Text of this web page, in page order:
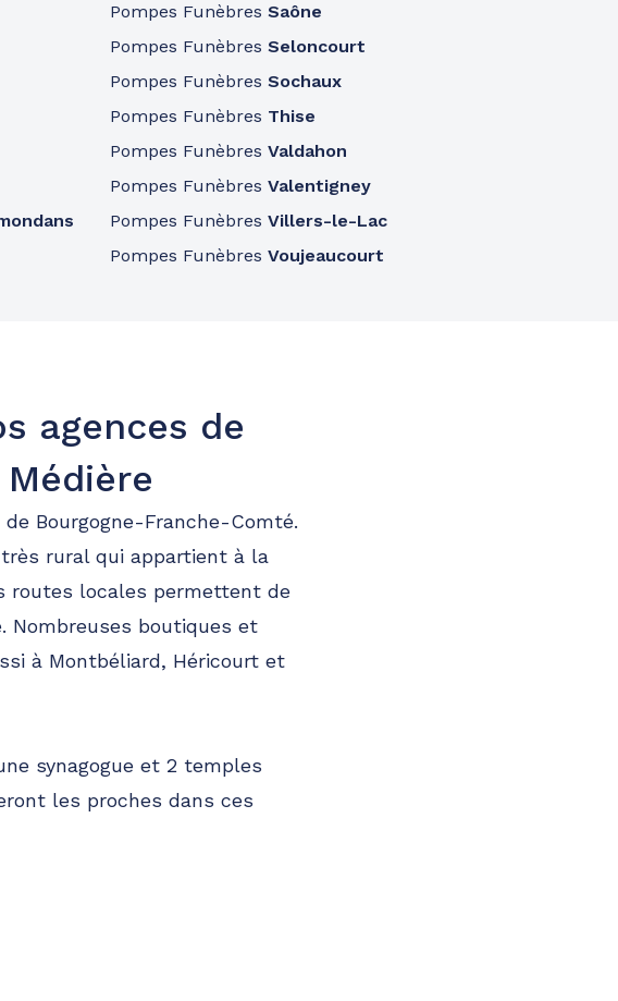
Pompes FunèbresSaône
Pompes FunèbresSeloncourt
Pompes FunèbresSochaux
Pompes Funèbres Thise
Pompes FunèbresValdahon
Pompes FunèbresValentigney
Pompes FunèbresVillers-le-Lac
Pompes FunèbresVoujeaucourt
agences de
Bourgogne-Franche-Comté.
rural qui appartient à la
routes locales permettent de
Nombreuses boutiques et
à Montbéliard, Héricourt et
synagogue et 2 temples
les proches dans ces